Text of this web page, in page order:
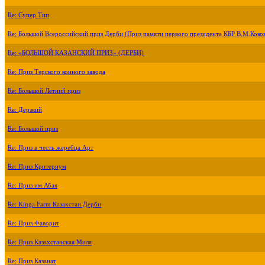
Re: Супер Тип
Re: Большой Всероссийский приз Дерби (Приз памяти первого президента КБР
Re: «БОЛЬШОЙ КАЗАНСКИЙ ПРИЗ» (ДЕРБИ)
Re: Приз Терского конного завода
Re: Большой Летний приз
Re: Дерзкий
Re: Большой приз
Re: Приз в честь жеребца Арт
Re: Приз Критериум
Re: Приз им.Абая
Re: Kinga Farm Казахстан Дерби
Re: Приз Фаворит
Re: Приз Казахстанская Миля
Re: Приз Казанат